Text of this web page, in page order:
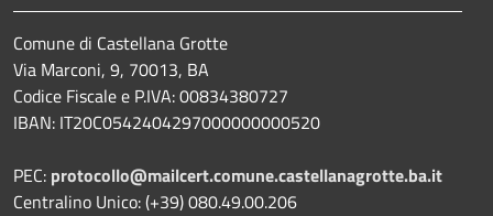
Comune di Castellana Grotte
Via Marconi, 9, 70013, BA
Codice Fiscale e P.IVA: 00834380727
IBAN: IT20C0542404297000000000520
PEC: protocollo@mailcert.comune.castellanagrotte.ba.it
Centralino Unico: (+39) 080.49.00.206